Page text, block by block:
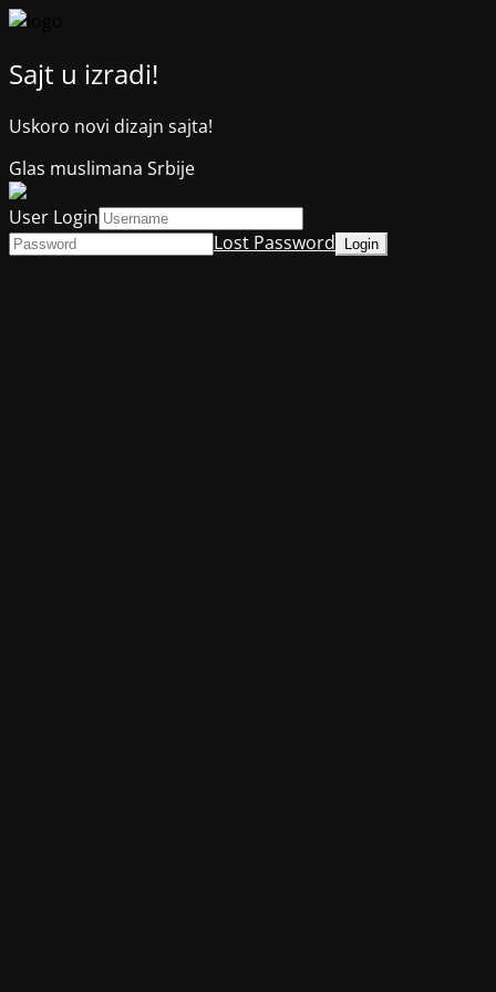
Sajt u izradi!
Uskoro novi dizajn sajta!
Glas muslimana Srbije
User Login
Lost Password